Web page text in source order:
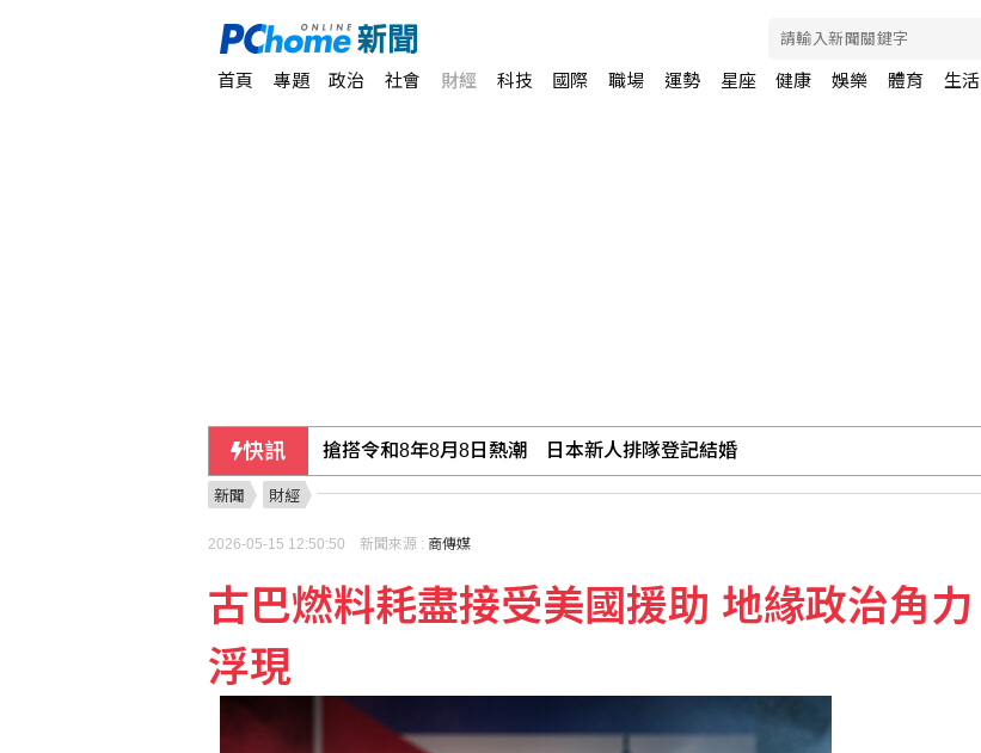
首頁 專題 政治 社會 財經 科技 國際 職場 運勢 星座 健康 娛樂 體育 生活
快訊 搶搭令和8年8月8日熱潮 日本新人排隊登記結婚
泰國少年槍擊案震驚社會 揭家庭校園、槍枝管理困境
新聞 財經
2026-05-15 12:50:50 新聞來源 : 商傳媒
古巴燃料耗盡接受美國援助 地緣政治角力
浮現